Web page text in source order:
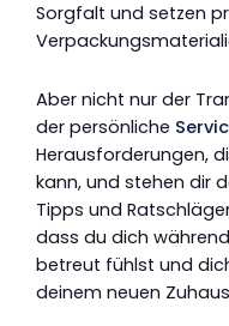
Sorgfalt und setzen
Aber nicht nur der
der persönliche
Herausforderungen,
kann, und stehen dir
Tipps und
dass du dich
betreut fühlst und
deinem neuen